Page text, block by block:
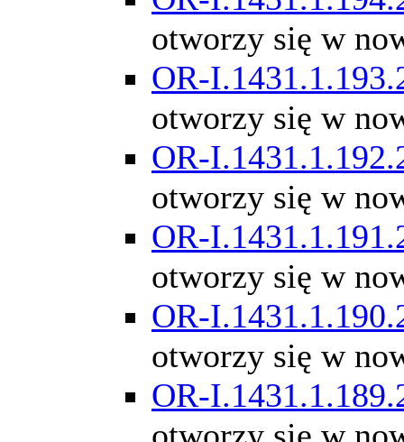
otworzy się w
OR-
otworzy się w
OR-
otworzy się w
OR-
otworzy się w
OR-
otworzy się w
OR-